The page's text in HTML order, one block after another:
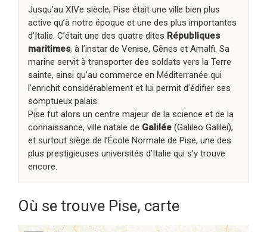
Jusqu’au XIVe siècle, Pise était une ville bien plus
active qu’à notre époque et une des plus importantes
d’Italie. C’était une des quatre dites Républiques
maritimes, à l’instar de Venise, Gênes et Amalfi. Sa
marine servit à transporter des soldats vers la Terre
sainte, ainsi qu’au commerce en Méditerranée qui
l’enrichit considérablement et lui permit d’édifier ses
somptueux palais.
Pise fut alors un centre majeur de la science et de la
connaissance, ville natale de Galilée (Galileo Galilei),
et surtout siège de l’École Normale de Pise, une des
plus prestigieuses universités d’Italie qui s’y trouve
encore.
Où se trouve Pise, carte